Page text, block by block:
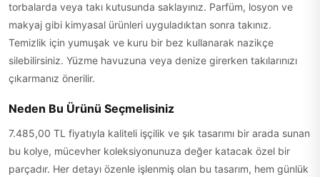
torbalarda veya takı kutusunda saklayınız. Parfüm, losyon ve
makyaj gibi kimyasal ürünleri uyguladıktan sonra takınız.
Temizlik için yumuşak ve kuru bir bez kullanarak nazikçe
silebilirsiniz. Yüzme havuzuna veya denize girerken takılarınızı
çıkarmanız önerilir.
Neden Bu Ürünü Seçmelisiniz
7.485,00 TL fiyatıyla kaliteli işçilik ve şık tasarımı bir arada sunan
bu kolye, mücevher koleksiyonunuza değer katacak özel bir
parçadır. Her detayı özenle işlenmiş olan bu tasarım, hem günlük